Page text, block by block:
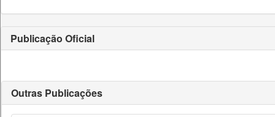
Publicação Oficial
Outras Publicações